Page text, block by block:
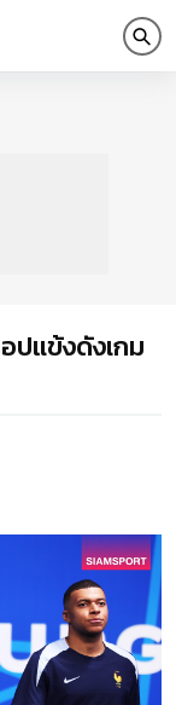
ปแข้งดังเกม